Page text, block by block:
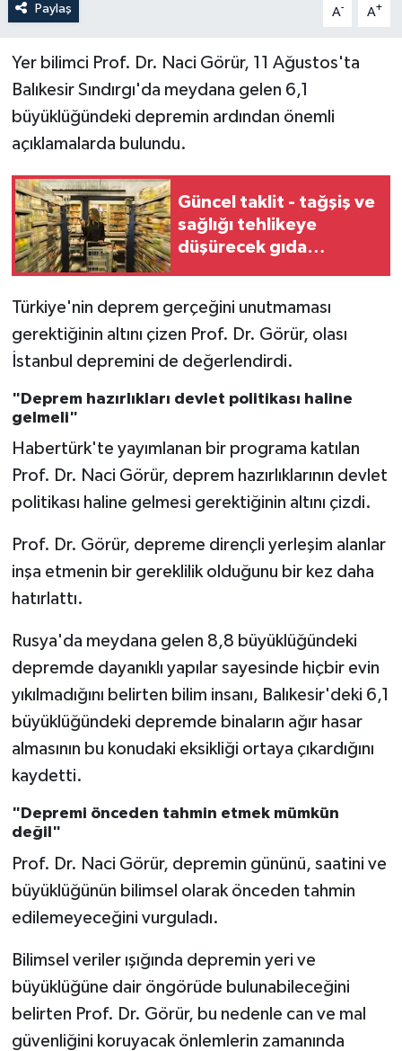
Paylaş A- A+
Yer bilimci Prof. Dr. Naci Görür, 11 Ağustos'ta
Balıkesir Sındırgı'da meydana gelen 6,1
büyüklüğündeki depremin ardından önemli
açıklamalarda bulundu.
Güncel taklit - tağşiş ve
sağlığı tehlikeye
düşürecek gıda
Türkiye'nin deprem gerçeğini unutmaması
gerektiğinin altını çizen Prof. Dr. Görür, olası
İstanbul depremini de değerlendirdi.
"Deprem hazırlıkları devlet politikası haline
gelmeli"
Habertürk'te yayımlanan bir programa katılan
Prof. Dr. Naci Görür, deprem hazırlıklarının devlet
politikası haline gelmesi gerektiğinin altını çizdi.
Prof. Dr. Görür, depreme dirençli yerleşim alanlar
inşa etmenin bir gereklilik olduğunu bir kez daha
hatırlattı.
Rusya'da meydana gelen 8,8 büyüklüğündeki
depremde dayanıklı yapılar sayesinde hiçbir evin
yıkılmadığını belirten bilim insanı, Balıkesir'deki 6,1
büyüklüğündeki depremde binaların ağır hasar
almasının bu konudaki eksikliği ortaya çıkardığını
kaydetti.
"Depremi önceden tahmin etmek mümkün
değil"
Prof. Dr. Naci Görür, depremin gününü, saatini ve
büyüklüğünün bilimsel olarak önceden tahmin
edilemeyeceğini vurguladı.
Bilimsel veriler ışığında depremin yeri ve
büyüklüğüne dair öngörüde bulunabileceğini
belirten Prof. Dr. Görür, bu nedenle can ve mal
güvenliğini koruyacak önlemlerin zamanında